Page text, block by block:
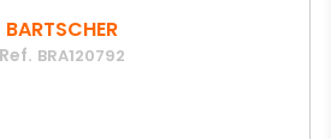
BARTSCHER
Ref. BRA120792